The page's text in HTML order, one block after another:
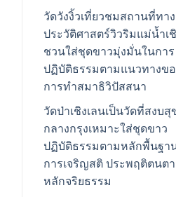
วัดวังงิ้วเที่ยวชมสถานที่ทาง
ประวัติศาสตร์วิวริมแม่น้ำเ
ชวนใส่ชุดขาวมุ่งมั่นในการ
ปฏิบัติธรรมตามแนวทางขอ
การทำสมาธิวิปัสสนา
วัดป่าเชิงเลนเป็นวัดที่สงบสุ
กลางกรุงเหมาะใส่ชุดขาว
ปฏิบัติธรรมตามหลักพื้นฐา
การเจริญสติ ประพฤติตนต
หลักจริยธรรม